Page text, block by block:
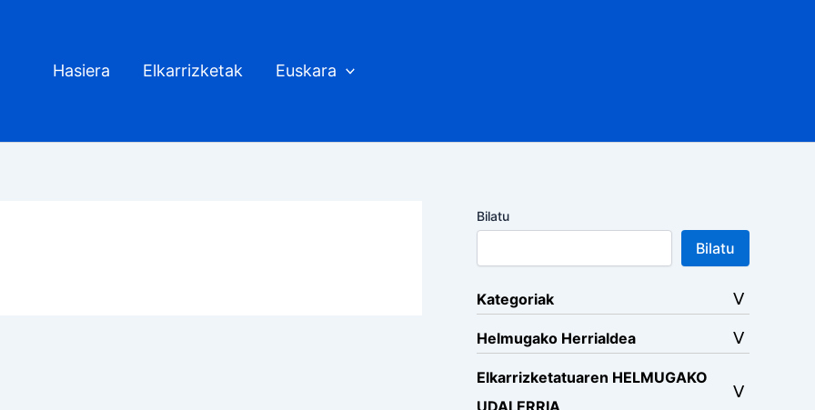
Hasiera Elkarrizketak Euskara
Bilatu
Bilatu
Kategoriak
Helmugako Herrialdea
Elkarrizketatuaren HELMUGAKO
UDALERRIA